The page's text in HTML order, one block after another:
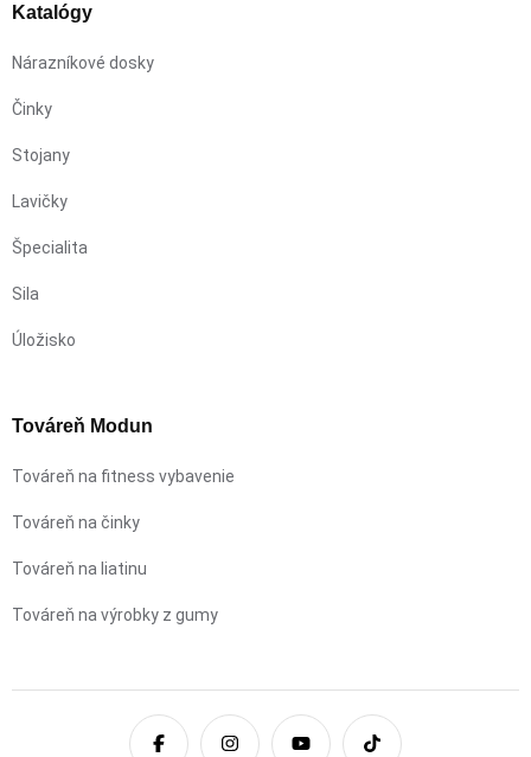
Katalógy
Nárazníkové dosky
Činky
Stojany
Lavičky
Špecialita
Sila
Úložisko
Továreň Modun
Továreň na fitness vybavenie
Továreň na činky
Továreň na liatinu
Továreň na výrobky z gumy